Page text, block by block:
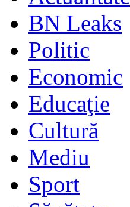
BN Leaks
Politic
Economic
Educaţie
Cultură
Mediu
Sport